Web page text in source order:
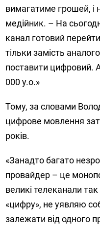
вимагатиме грошей, і
медійник. – На
канал готовий
тільки замість
поставити цифровий.
000 у.о.»
Тому, за словами
цифрове мовлення
років.
«Занадто багато
провайдер – це
великі телеканали
«цифру», не уявляю
залежати від одного